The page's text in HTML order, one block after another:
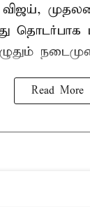
தொடர்பாக
Read More